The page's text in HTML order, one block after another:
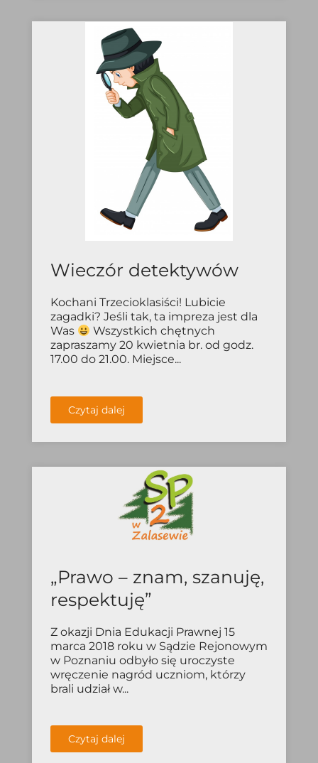
Wieczór detektywów
Kochani Trzecioklasiści! Lubicie
zagadki? Jeśli tak, ta impreza jest dla
Was
Wszystkich chętnych
zapraszamy 20 kwietnia br. od godz.
17.00 do 21.00. Miejsce...
Czytaj dalej
„Prawo – znam, szanuję,
respektuję”
Z okazji Dnia Edukacji Prawnej 15
marca 2018 roku w Sądzie Rejonowym
w Poznaniu odbyło się uroczyste
wręczenie nagród uczniom, którzy
brali udział w...
Czytaj dalej